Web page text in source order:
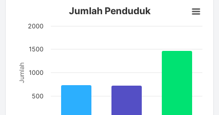
Jumlah Penduduk
Bar chart with 3 bars.
The chart has 1 X axis displaying categories.
Jumlah
Jumlah Penduduk
500
1000
1500
2000